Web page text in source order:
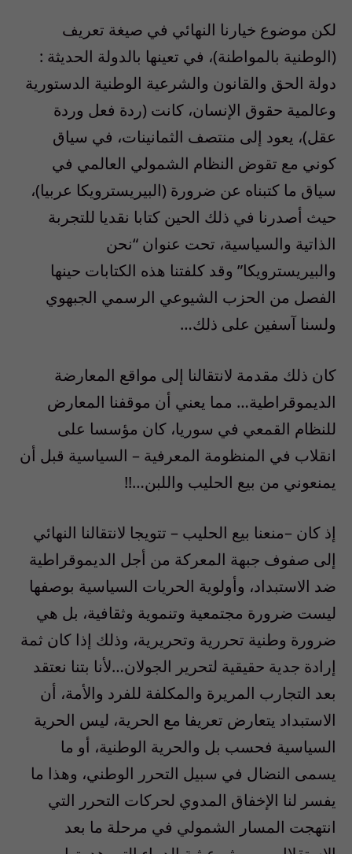
لكن موضوع خيارنا النهائي في صيغة تعريف
(الوطنية بالمواطنة)، في تعينها بالدولة الحديثة :
دولة الحق والقانون والشرعية الوطنية الدستورية
وعالمية حقوق الإنسان، كانت (ردة فعل وردة
عقل)، يعود إلى منتصف الثمانينات، في سياق
كوني مع تقوض النظام الشمولي العالمي في
سياق ما كتبناه عن ضرورة (البيريسترويكا عربيا)،
حيث أصدرنا في ذلك الحين كتابا نقديا للتجربة
الذاتية والسياسية، تحت عنوان “نحن
والبيريسترويكا” وقد كلفتنا هذه الكتابات حينها
الفصل من الحزب الشيوعي الرسمي الجبهوي
ولسنا آسفين على ذلك…
كان ذلك مقدمة لانتقالنا إلى مواقع المعارضة
الديموقراطية… مما يعني أن موقفنا المعارض
للنظام القمعي في سوريا، كان مؤسسا على
انقلاب في المنظومة المعرفية – السياسية قبل أن
يمنعوني من بيع الحليب واللبن…!!
إذ كان –منعنا بيع الحليب – تتويجا لانتقالنا النهائي
إلى صفوف جبهة المعركة من أجل الديموقراطية
ضد الاستبداد، وأولوية الحريات السياسية بوصفها
ليست ضرورة مجتمعية وتنموية وثقافية، بل هي
ضرورة وطنية تحررية وتحريرية، وذلك إذا كان ثمة
إرادة جدية حقيقية لتحرير الجولان…لأنا بتنا نعتقد
بعد التجارب المريرة والمكلفة للفرد والأمة، أن
الاستبداد يتعارض تعريفا مع الحرية، ليس الحرية
السياسية فحسب بل والحرية الوطنية، أو ما
يسمى النضال في سبيل التحرر الوطني، وهذا ما
يفسر لنا الإخفاق المدوي لحركات التحرر التي
انتهجت المسار الشمولي في مرحلة ما بعد